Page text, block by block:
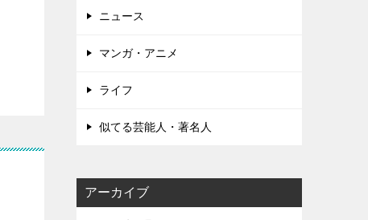
ニュース
マンガ・アニメ
ライフ
似てる芸能人・著名人
アーカイブ